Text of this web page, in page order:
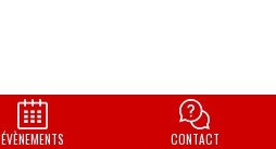
ÉVÈNEMENTS CONTACT